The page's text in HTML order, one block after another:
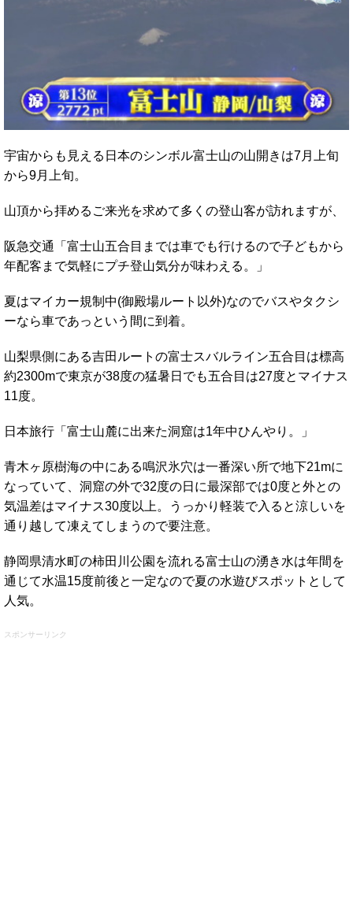
宇宙からも見える日本のシンボル富士山の山開きは7月上旬
から9月上旬。
山頂から拝めるご来光を求めて多くの登山客が訪れますが、
阪急交通「富士山五合目までは車でも行けるので子どもから
年配客まで気軽にプチ登山気分が味わえる。」
夏はマイカー規制中(御殿場ルート以外)なのでバスやタクシ
ーなら車であっという間に到着。
山梨県側にある吉田ルートの富士スバルライン五合目は標高
約2300mで東京が38度の猛暑日でも五合目は27度とマイナス
11度。
日本旅行「富士山麓に出来た洞窟は1年中ひんやり。」
青木ヶ原樹海の中にある鳴沢氷穴は一番深い所で地下21mに
なっていて、洞窟の外で32度の日に最深部では0度と外との
気温差はマイナス30度以上。うっかり軽装で入ると涼しいを
通り越して凍えてしまうので要注意。
静岡県清水町の柿田川公園を流れる富士山の湧き水は年間を
通じて水温15度前後と一定なので夏の水遊びスポットとして
人気。
スポンサーリンク